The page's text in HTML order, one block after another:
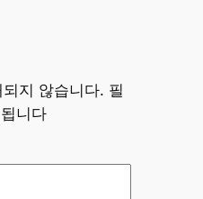
지 않습니다. 필
니다